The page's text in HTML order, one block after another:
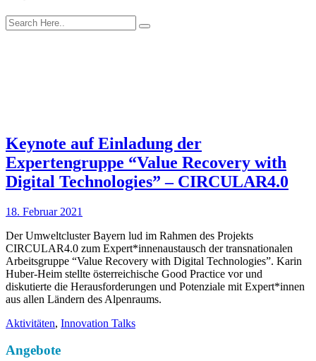
Keynote auf Einladung der
Expertengruppe “Value Recovery with
Digital Technologies” – CIRCULAR4.0
18. Februar 2021
Der Umweltcluster Bayern lud im Rahmen des Projekts
CIRCULAR4.0 zum Expert*innenaustausch der transnationalen
Arbeitsgruppe “Value Recovery with Digital Technologies”. Karin
Huber-Heim stellte österreichische Good Practice vor und
diskutierte die Herausforderungen und Potenziale mit Expert*innen
aus allen Ländern des Alpenraums.
Aktivitäten, Innovation Talks
Angebote